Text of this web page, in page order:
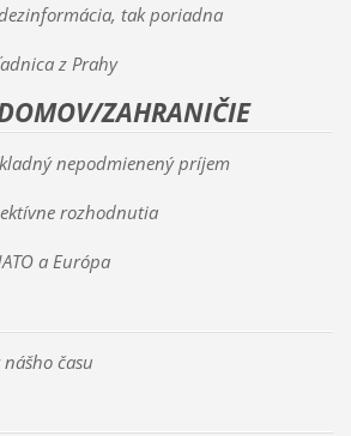
tak poriadna
z Prahy
ZAHRANIČIE
nepodmienený príjem
rozhodnutia
a Európa
času